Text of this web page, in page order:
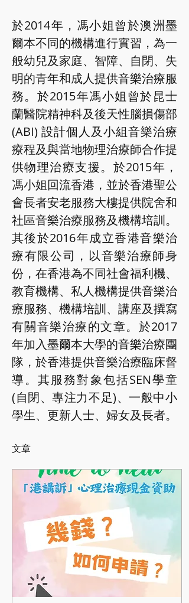
於2014年，馮小姐曾於澳洲墨
爾本不同的機構進行實習，為一
般幼兒及家庭、智障、自閉、失
明的青年和成人提供音樂治療服
務。於2015年馮小姐曾於昆士
蘭醫院精神科及後天性腦損傷部
(ABI) 設計個人及小組音樂治療
療程及與當地物理治療師合作提
供物理治療支援。於2015年，
馮小姐回流香港，並於香港聖公
會長者安老服務大樓提供院舍和
社區音樂治療服務及機構培訓。
其後於2016年成立香港音樂治
療有限公司，以音樂治療師身
份，在香港為不同社會福利機、
教育機構、私人機構提供音樂治
療服務、機構培訓、講座及撰寫
有關音樂治療的文章。於2017
年加入墨爾本大學的音樂治療團
隊，於香港提供音樂治療臨床督
導。其服務對象包括SEN學童
(自閉、專注力不足)、一般中小
學生、更新人士、婦女及長者。
文章